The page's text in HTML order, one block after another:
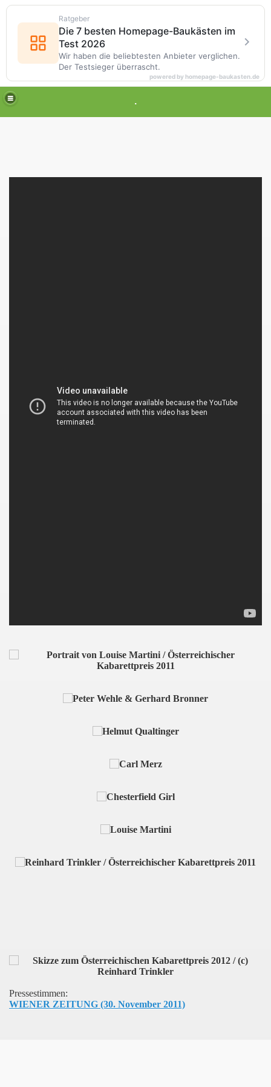
.
Pressestimmen:
WIENER ZEITUNG (30. November 2011)
Ratgeber
Die 7 besten Homepage-Baukästen im
Test 2026
Wir haben die beliebtesten Anbieter verglichen.
Der Testsieger überrascht.
powered by homepage-baukasten.de